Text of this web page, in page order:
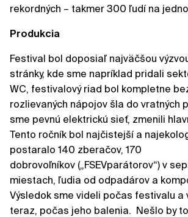
rekordných – takmer 300 ľudí na
Produkcia
Festival bol doposiaľ najväčšou
stránky, kde sme napríklad pridali
WC, festivalový riad bol kompletne
rozlievaných nápojov šla do vratných
sme pevnú elektrickú sieť, zmenili
Tento ročník bol najčistejší a
postaralo 140 zberačov, 170
dobrovoľníkov („FSEVparátorov“) v
miestach, ľudia od odpadárov a
Výsledok sme videli počas festivalu a
teraz, počas jeho balenia. Nešlo by